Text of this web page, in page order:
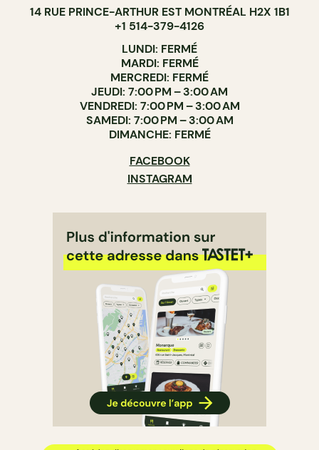
14 RUE PRINCE-ARTHUR EST MONTRÉAL H2X 1B1
+1 514-379-4126
LUNDI: FERMÉ
MARDI: FERMÉ
MERCREDI: FERMÉ
JEUDI: 7:00 PM – 3:00 AM
VENDREDI: 7:00 PM – 3:00 AM
SAMEDI: 7:00 PM – 3:00 AM
DIMANCHE: FERMÉ
FACEBOOK
INSTAGRAM